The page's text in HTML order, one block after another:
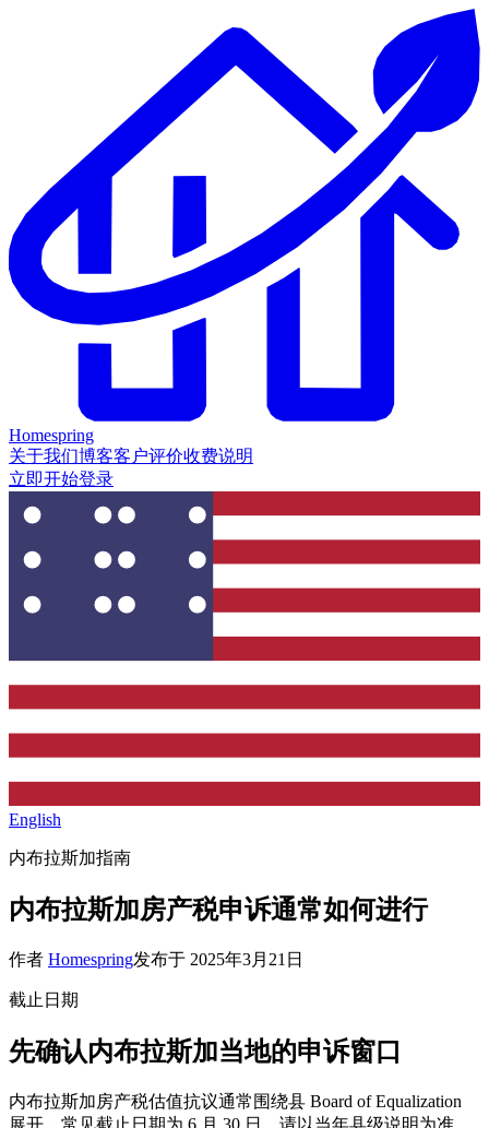
Homespring
关于我们博客客户评价收费说明
立即开始登录
English
内布拉斯加指南
内布拉斯加房产税申诉通常如何进行
作者 Homespring发布于 2025年3月21日
截止日期
先确认内布拉斯加当地的申诉窗口
内布拉斯加房产税估值抗议通常围绕县 Board of Equalization
展开，常见截止日期为 6 月 30 日。请以当年县级说明为准。